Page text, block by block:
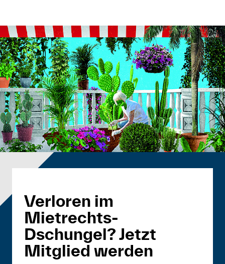
Verloren im
Mietrechts-
Dschungel? Jetzt
Mitglied werden